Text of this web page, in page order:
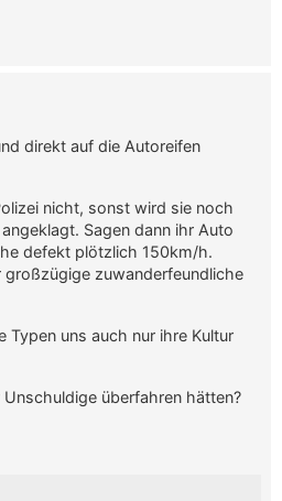
direkt auf die Autoreifen
nicht, sonst wird sie noch
Sagen dann ihr Auto
defekt plötzlich 150km/h.
zuwanderfeundliche
Typen uns auch nur ihre Kultur
überfahren hätten?